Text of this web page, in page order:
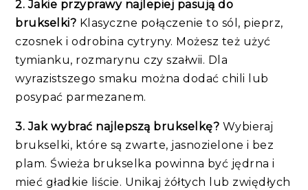
2. Jakie przyprawy najlepiej pasują do
brukselki? Klasyczne połączenie to sól, pieprz,
czosnek i odrobina cytryny. Możesz też użyć
tymianku, rozmarynu czy szałwii. Dla
wyrazistszego smaku można dodać chili lub
posypać parmezanem.
3. Jak wybrać najlepszą brukselkę? Wybieraj
brukselki, które są zwarte, jasnozielone i bez
plam. Świeża brukselka powinna być jędrna i
mieć gładkie liście. Unikaj żółtych lub zwiędłych